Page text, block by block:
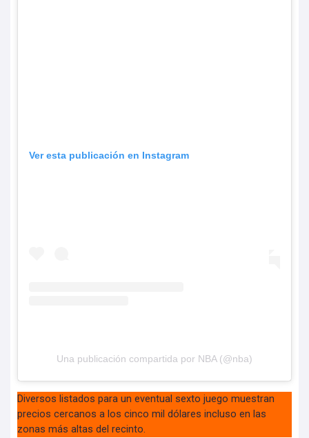
Ver esta publicación en Instagram
Una publicación compartida por NBA (@nba)
Diversos listados para un eventual sexto juego muestran
precios cercanos a los cinco mil dólares incluso en las
zonas más altas del recinto.